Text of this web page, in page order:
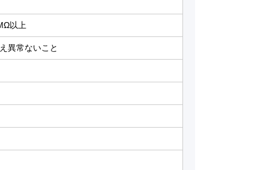
以上
異常ないこと